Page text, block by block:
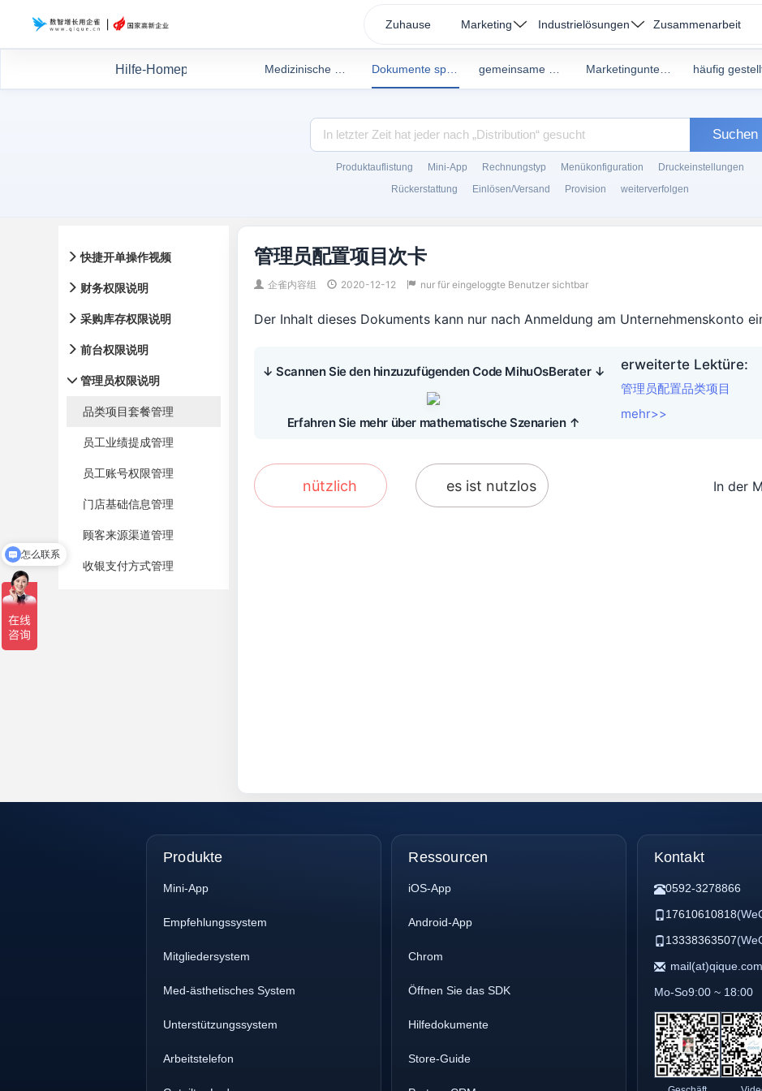
Zuhause Marketing Industrielösungen Zusammenarbeit
Suchen
Produktauflistung Mini-App Rechnungstyp Menükonfiguration
Druckeinstellungen
Rückerstattung
Einlösen/Versand Provision weiterverfolgen
快捷开单操作视频
财务权限说明
采购库存权限说明
前台权限说明
管理员权限说明
品类项目套餐管理
员工业绩提成管理
员工账号权限管理
门店基础信息管理
顾客来源渠道管理
收银支付方式管理
管理员配置项目次卡
企雀内容组 2020-12-12 nur für eingeloggte Benutzer sichtbar
Der Inhalt dieses Dokuments kann nur nach Anmeldung am Unternehmenskonto
↓ Scannen Sie den hinzuzufügenden Code MihuOsBerater ↓
Erfahren Sie mehr über mathematische Szenarien ↑
erweiterte Lektüre:
管理员配置品类项目
mehr>>
nützlich es ist nutzlos In der
Produkte
Mini-App
Empfehlungssystem
Mitgliedersystem
Med-ästhetisches System
Unterstützungssystem
Arbeitstelefon
Ressourcen
iOS-App
Android-App
Chrom
Öffnen Sie das SDK
Hilfedokumente
Store-Guide
Kontakt
0592-3278866
17610610818
13338363507
Mo-So9:00 ~ 18:00
怎么联系